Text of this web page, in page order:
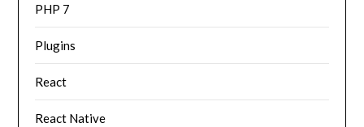
PHP 7
Plugins
React
React Native